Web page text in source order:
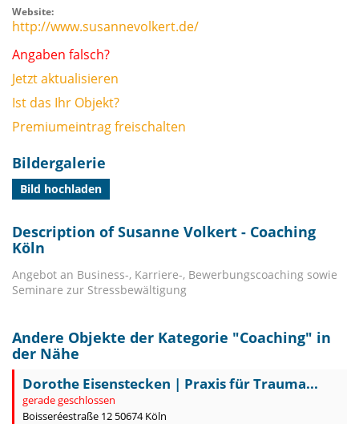
Website:
http://www.susannevolkert.de/
Angaben falsch?
Jetzt aktualisieren
Ist das Ihr Objekt?
Premiumeintrag freischalten
Bildergalerie
Bild hochladen
Description of Susanne Volkert - Coaching
Köln
Angebot an Business-, Karriere-, Bewerbungscoaching sowie
Seminare zur Stressbewältigung
Andere Objekte der Kategorie "Coaching" in
der Nähe
Dorothe Eisenstecken | Praxis für Trauma...
gerade geschlossen
Boisseréestraße 12 50674 Köln